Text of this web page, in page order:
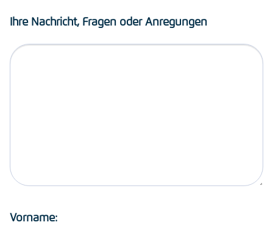
Ihre Nachricht, Fragen oder Anregungen
Vorname: